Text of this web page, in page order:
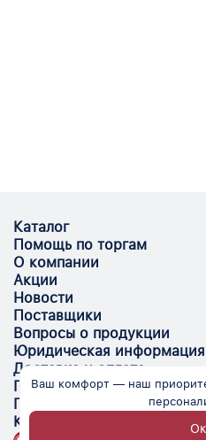
Каталог
Помощь по торгам
О компании
Акции
Новости
Поставщики
Вопросы о продукции
Юридическая информация
Доставка и оплата
Поставщикам
Помощь
Контакты
Ваш комфорт — наш
Ок